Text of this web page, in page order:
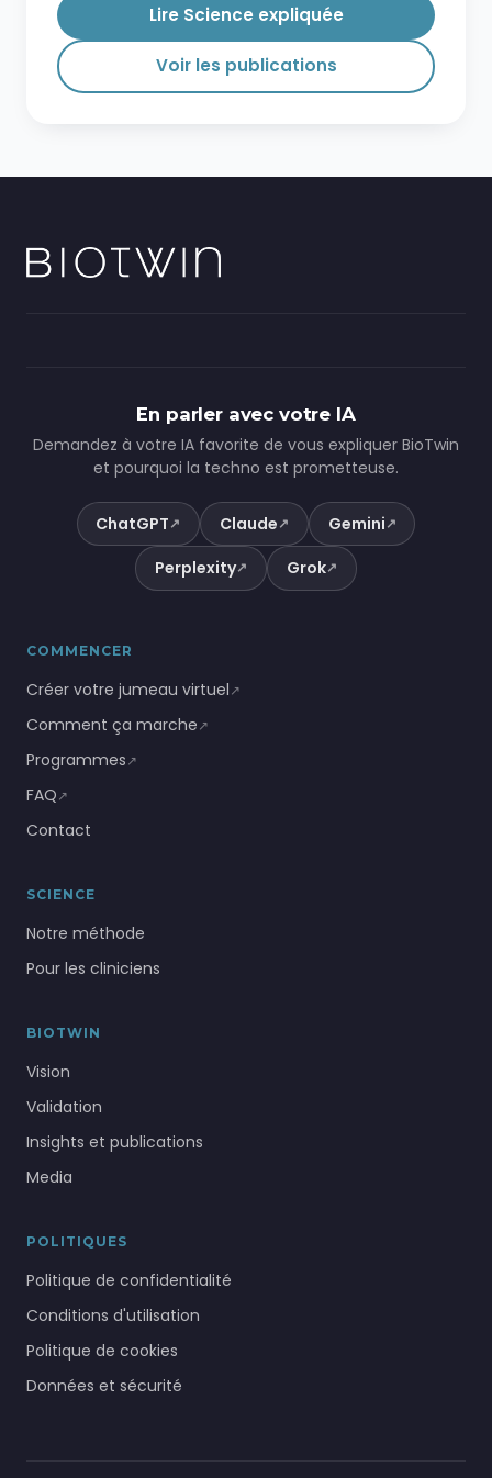
Lire Science expliquée
Voir les publications
En parler avec votre IA
Demandez à votre IA favorite de vous expliquer BioTwin
et pourquoi la techno est prometteuse.
ChatGPT↗ Claude↗ Gemini↗
Perplexity↗ Grok↗
COMMENCER
Créer votre jumeau virtuel↗
Comment ça marche↗
Programmes↗
FAQ↗
Contact
SCIENCE
Notre méthode
Pour les cliniciens
BIOTWIN
Vision
Validation
Insights et publications
Media
POLITIQUES
Politique de confidentialité
Conditions d'utilisation
Politique de cookies
Données et sécurité